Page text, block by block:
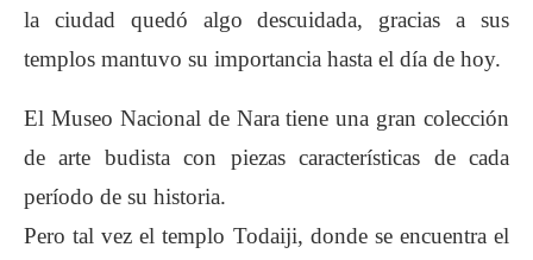
la ciudad quedó algo descuidada, gracias a sus
templos mantuvo su importancia hasta el día de hoy.
El Museo Nacional de Nara tiene una gran colección
de arte budista con piezas características de cada
período de su historia.
Pero tal vez eltemplo Todaiji, donde se encuentra el